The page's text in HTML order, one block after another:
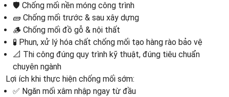
🛡️ Chống mối nền móng công trình
🧱 Chống mối trước & sau xây dựng
🪵 Chống mối đồ gỗ & nội thất
🧪 Phun, xử lý hóa chất chống mối tạo hàng rào bảo vệ
📐 Thi công đúng quy trình kỹ thuật, đúng tiêu chuẩn
chuyên ngành
Lợi ích khi thực hiện chống mối sớm:
✅ Ngăn mối xâm nhập ngay từ đầu